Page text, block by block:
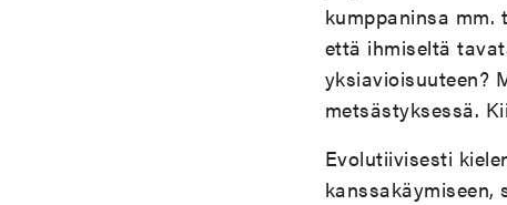
kumppaninsa mm.
että ihmiseltä
yksiavioisuuteen?
metsästyksessä.
Evolutiivisesti